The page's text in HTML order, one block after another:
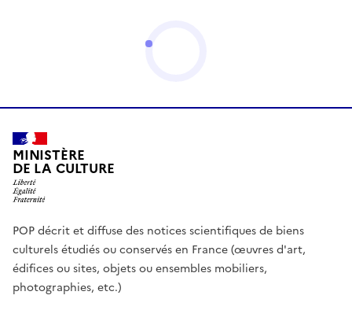
MINISTÈRE
DE LA CULTURE
POP décrit et diffuse des notices scientifiques de biens
culturels étudiés ou conservés en France (œuvres d'art,
édifices ou sites, objets ou ensembles mobiliers,
photographies, etc.)